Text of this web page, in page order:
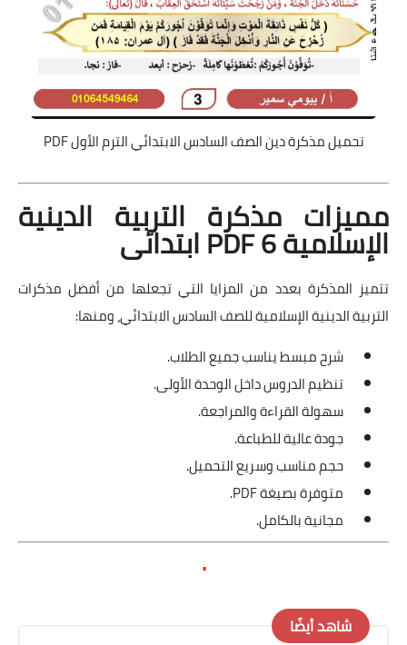
تحميل مذكرة دين الصف السادس الابتدائي الترم الأول PDF
مميزات مذكرة التربية الدينية
الإسلامية PDF 6 ابتدائى
تتميز المذكرة بعدد من المزايا التي تجعلها من أفضل مذكرات
التربية الدينية الإسلامية للصف السادس الابتدائي، ومنها:
شرح مبسط يناسب جميع الطلاب.
تنظيم الدروس داخل الوحدة الأولى.
سهولة القراءة والمراجعة.
جودة عالية للطباعة.
حجم مناسب وسريع التحميل.
متوفرة بصيغة PDF.
مجانية بالكامل.
.
شاهد أيضًا